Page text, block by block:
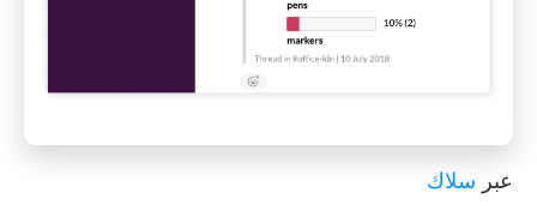
عبر سلاك